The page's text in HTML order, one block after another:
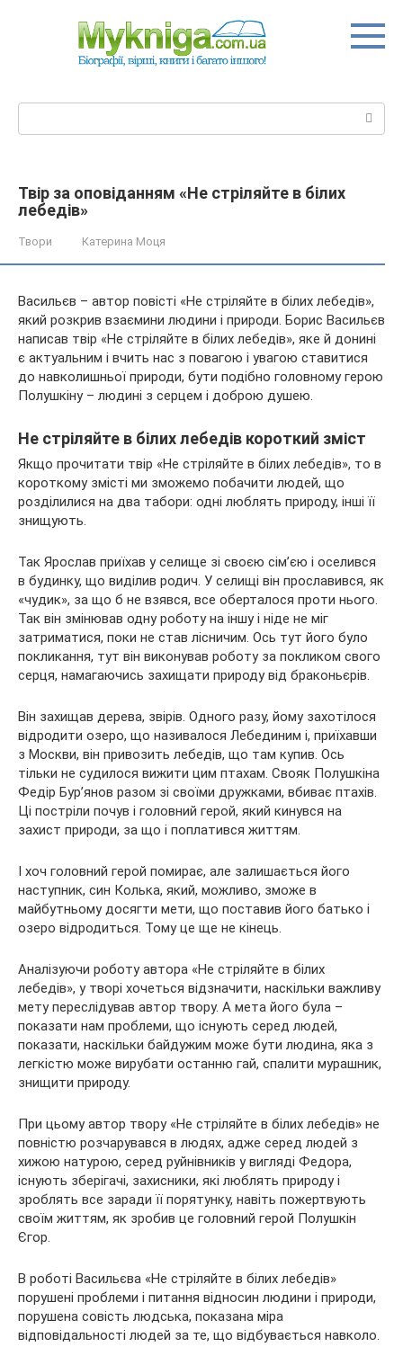
Твір за оповіданням «Не стріляйте в білих
лебедів»
Твори Катерина Моця
Васильєв – автор повісті «Не стріляйте в білих лебедів»,
який розкрив взаємини людини і природи. Борис Васильєв
написав твір «Не стріляйте в білих лебедів», яке й донині
є актуальним і вчить нас з повагою і увагою ставитися
до навколишньої природи, бути подібно головномугерою
Полушкіну – людині з серцем і доброю душею.
Не стріляйте в білих лебедів короткий зміст
Якщо прочитати твір «Не стріляйте в білих лебедів», то в
короткому змісті ми зможемо побачити людей, що
розділилися на два табори: одні люблять природу, інші її
знищують.
Так Ярослав приїхав у селище зі своєю сім’єю і оселився
в будинку, що виділив родич. У селищі він прославився, як
«чудик», за що б не взявся, все оберталося проти нього.
Так він змінював одну роботу на іншу і ніде не міг
затриматися, поки не став лісничим. Ось тут його було
покликання, тут він виконував роботу за покликом свого
серця, намагаючись захищати природу від браконьєрів.
Він захищав дерева, звірів. Одного разу, йому захотілося
відродити озеро, що називалося Лебединим і, приїхавши
з Москви, він привозить лебедів, що там купив. Ось
тільки не судилося вижити цим птахам. Свояк Полушкіна
Федір Бур’янов разом зі своїми дружками, вбиває птахів.
Ці постріли почув і головний герой, який кинувся на
захист природи, за що і поплатився життям.
І хоч головний герой помирає, але залишається його
наступник, син Колька, який, можливо, зможе в
майбутньому досягти мети, що поставив його батько і
озеро відродиться. Тому це ще не кінець.
Аналізуючи роботу автора «Не стріляйте в білих
лебедів», у творі хочеться відзначити, наскільки важливу
мету переслідував автор твору. А мета його була –
показати нам проблеми, що існують серед людей,
показати, наскільки байдужим може бути людина, яка з
легкістю може вирубати останню гай, спалити мурашник,
знищити природу.
При цьому автор твору «Не стріляйте в білих лебедів» не
повністю розчарувався в людях, адже серед людей з
хижою натурою, серед руйнівників у вигляді Федора,
існують зберігачі, захисники, які люблять природу і
зроблять все заради її порятунку, навіть пожертвують
своїм життям, як зробив це головний герой Полушкін
Єгор.
В роботі Васильєва «Не стріляйте в білих лебедів»
порушені проблеми і питання відносин людини і природи,
порушена совість людська, показана міра
відповідальності людей за те, що відбувається навколо.